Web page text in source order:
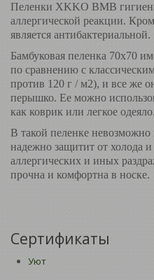
Пеленки XKKO BMB
аллергической реакции.
является антибактериальной.
Бамбуковая пеленка 70x70
по сравнению с
против 120 г / м2), и все же
перышко. Ее можно
как коврик или легкое одеяло.
В такой пеленке невозможно
надежно защитит от холода
аллергических и иных
прочна и комфортна в носке.
Сертификаты
Уют